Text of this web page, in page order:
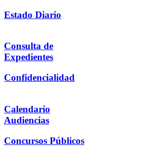
Estado Diario
Consulta de
Expedientes
Confidencialidad
Calendario
Audiencias
Concursos Públicos